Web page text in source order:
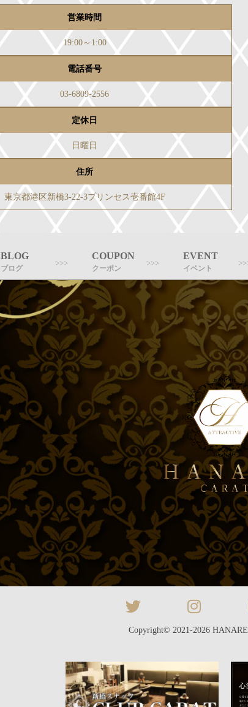
営業時間
19:00～1:00
電話番号
03-6809-2556
定休日
日曜日
住所
東京都港区新橋3-22-3プリンセス壱番館4F
BLOG
ブログ
COUPON
クーポン
EVENT
イベント
Copyright© 2021-2026 HANARE